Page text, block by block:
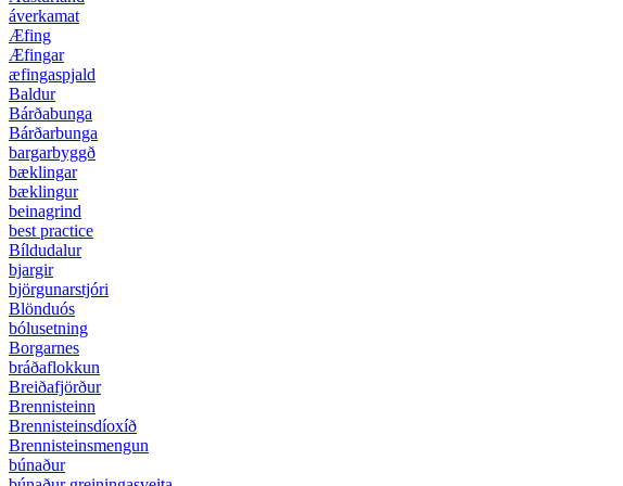
áverkamat
Æfing
Æfingar
æfingaspjald
Baldur
Bárðabunga
Bárðarbunga
bargarbyggð
bæklingar
bæklingur
beinagrind
best practice
Bíldudalur
bjargir
björgunarstjóri
Blönduós
bólusetning
Borgarnes
bráðaflokkun
Breiðafjörður
Brennisteinn
Brennisteinsdíoxíð
Brennisteinsmengun
búnaður